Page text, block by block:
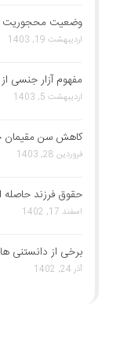
وضعیت محجوریت
اردیبهشت 19, 1403
مفهوم آزار جنسی
اردیبهشت 5, 1403
کاهش سن مقیمان
فروردین 28, 1403
حقوق فرزند حاصله
اسفند 17, 1402
برخی از دانستنی
آذر 24, 1402